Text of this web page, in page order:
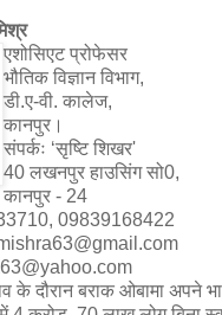
एशोसिएट प्रोफेसर
भौतिक विज्ञान विभाग,
डी.ए-वी. कालेज,
कानपुर।
संपर्कः ‘सृष्‍टि शिखर'
40 लखनपुर हाउसिंग सो0,
कानपुर - 24
09839168422
के दौरान बराक ओबामा अपने